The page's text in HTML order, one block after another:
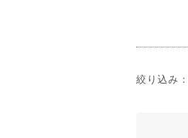
絞り込み：